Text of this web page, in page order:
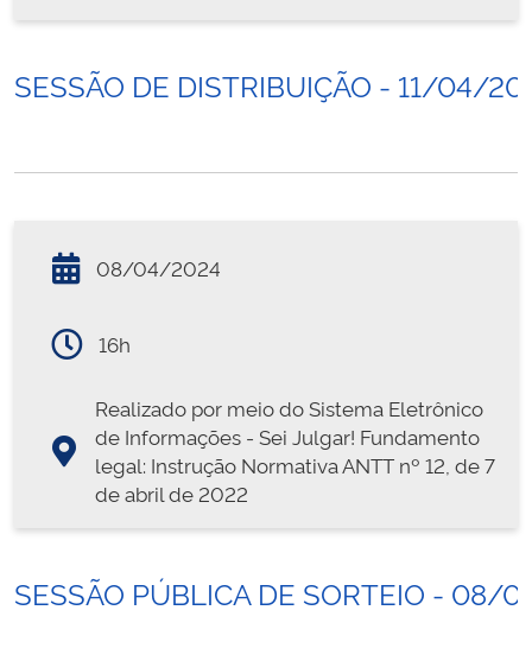
SESSÃO DE DISTRIBUIÇÃO - 11/04/
08/04/2024
16h
Realizado por meio do Sistema Eletrônico
de Informações - Sei Julgar! Fundamento
legal: Instrução Normativa ANTT nº 12, de 7
de abril de 2022
SESSÃO PÚBLICA DE SORTEIO - 08/